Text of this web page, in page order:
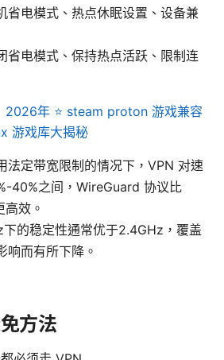
省电模式、热点休眠设置、设备兼
省电模式、保持热点活跃、限制连
2026年 ⭐ steam proton 游戏兼容
游戏库大揭秘
法定带宽限制的情况下，VPN 对速
40%之间，WireGuard 协议比
效。
的稳定性通常优于2.4GHz，覆盖
响而有所下降。
方法